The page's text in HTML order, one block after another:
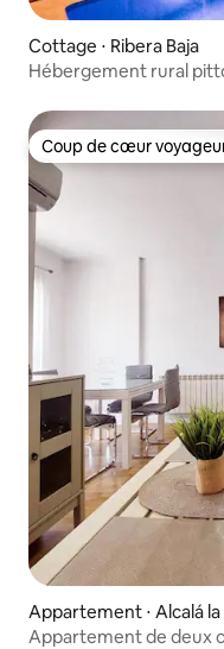
Cottage ⋅ Ribera Baja
Hébergement rural
Coup de cœur
Coup de cœur
Appartement ⋅ Alcalá la
Appartement de deux